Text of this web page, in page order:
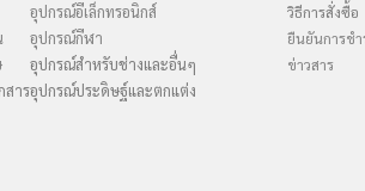
สาร
อุปกรณ์อีเล็กทรอนิกส์
อุปกรณ์กีฬา
อุปกรณ์สำหรับช่างและอื่นๆ
อุปกรณ์ประดิษฐ์และตกแต่ง
วิธีการสั่งซื้อ
ยืนยันการชำ
ข่าวสาร